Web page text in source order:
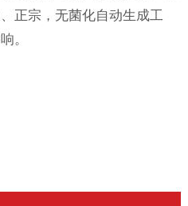
正宗，无菌化自动生成工
。